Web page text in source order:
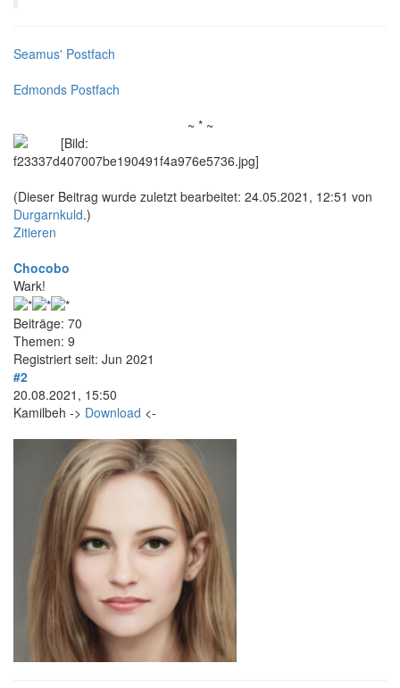
Seamus' Postfach
Edmonds Postfach
~ * ~
(Dieser Beitrag wurde zuletzt bearbeitet: 24.05.2021, 12:51 von
Durgarnkuld.)
Zitieren
Chocobo
Wark!
Beiträge: 70
Themen: 9
Registriert seit: Jun 2021
#2
20.08.2021, 15:50
Kamilbeh -> Download <-